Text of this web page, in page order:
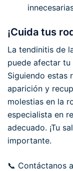
¡Cuida tus
La tendinitis de
puede afectar
Siguiendo estas
aparición y
molestias en la
especialista en
adecuado. ¡Tu
importante.
📞 Contáctanos